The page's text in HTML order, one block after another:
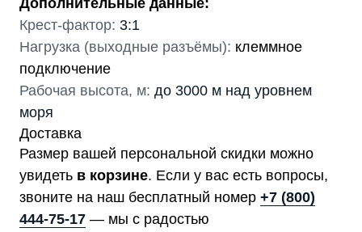
Дополнительные данные:
Крест-фактор: 3:1
Нагрузка (выходные разъёмы): клеммное
подключение
Рабочая высота, м: до 3000 м над уровнем
моря
Доставка
Размер вашей персональной скидки можно
увидеть в корзине. Если у вас есть вопросы,
звоните на наш бесплатный номер +7 (800)
444-75-17 — мы с радостью